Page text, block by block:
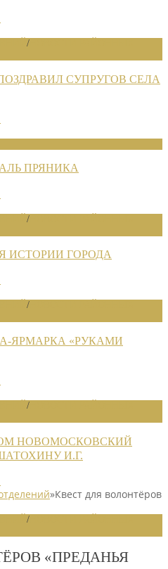
/
СУПРУГОВ СЕЛА
ПРЯНИКА
/
ИСТОРИИ ГОРОДА
/
ЯРМАРКА «РУКАМИ
/
НОВОМОСКОВСКИЙ
И.Г.
»Квест для волонтёров
/
«ПРЕДАНЬЯ